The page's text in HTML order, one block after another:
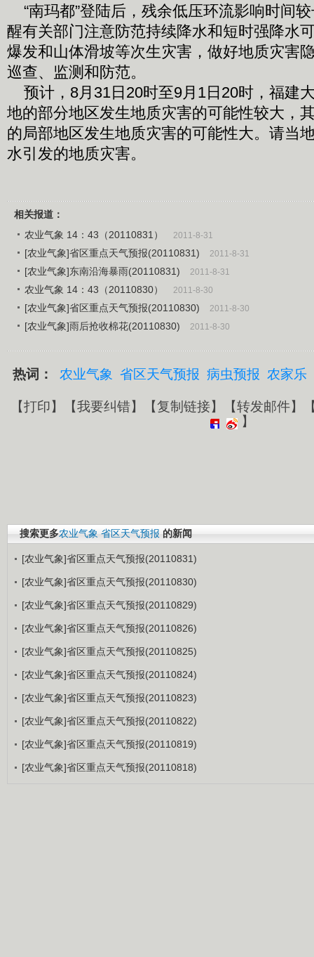
“南玛都”登陆后，残余低压环流影响时间
醒有关部门注意防范持续降水和短时强降水
爆发和山体滑坡等次生灾害，做好地质灾害
巡查、监测和防范。
预计，8月31日20时至9月1日20时，福建
地的部分地区发生地质灾害的可能性较大，
的局部地区发生地质灾害的可能性大。请当
水引发的地质灾害。
相关报道：
农业气象 14：43（20110831）
2011-8-31
[农业气象]省区重点天气预报(20110831) 2011-8-31
[农业气象]东南沿海暴雨(20110831) 2011-8-31
农业气象 14：43（20110830） 2011-8-30
[农业气象]省区重点天气预报(20110830) 2011-8-30
[农业气象]雨后抢收棉花(20110830) 2011-8-30
热词： 农业气象 省区天气预报 病虫预报 农家乐
【打印】【我要纠错】【复制链接】【转发邮件】
】
搜索更多农业气象 省区天气预报 的新闻
[农业气象]省区重点天气预报(20110831)
[农业气象]省区重点天气预报(20110830)
[农业气象]省区重点天气预报(20110829)
[农业气象]省区重点天气预报(20110826)
[农业气象]省区重点天气预报(20110825)
[农业气象]省区重点天气预报(20110824)
[农业气象]省区重点天气预报(20110823)
[农业气象]省区重点天气预报(20110822)
[农业气象]省区重点天气预报(20110819)
[农业气象]省区重点天气预报(20110818)